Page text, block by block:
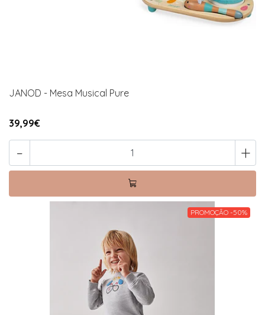
JANOD - Mesa Musical Pure
39,99€
- +
PROMOÇÃO -50%